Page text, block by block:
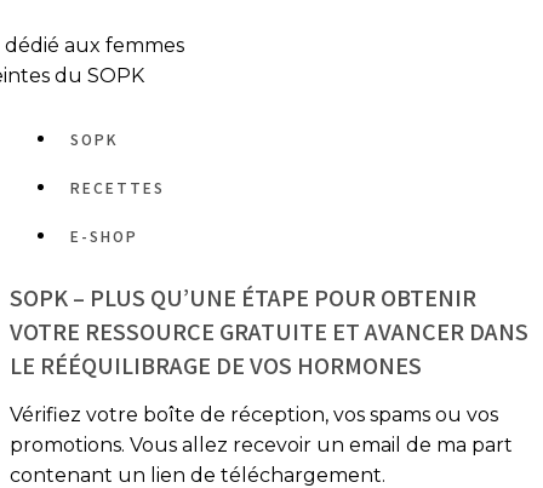
dédié aux femmes
du SOPK
SOPK
RECETTES
E-SHOP
SOPK – PLUS QU’UNE ÉTAPE POUR OBTENIR
VOTRE RESSOURCE GRATUITE ET AVANCER DANS
LE RÉÉQUILIBRAGE DE VOS HORMONES
Vérifiez votre boîte de réception, vos spams ou vos
promotions. Vous allez recevoir un email de ma part
contenant un lien de téléchargement.